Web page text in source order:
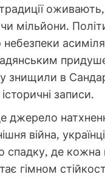
оживають,
мільйони.
знищили в
записи.
джерело
війна,
спадку, де кожна
гімном